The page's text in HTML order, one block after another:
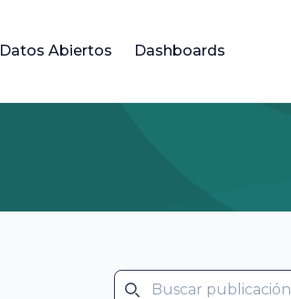
Datos Abiertos Dashboards